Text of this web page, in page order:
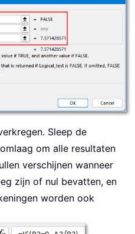
Sleep de
om alle resultaten
verschijnen wanneer
zijn of nul bevatten, en
worden ook